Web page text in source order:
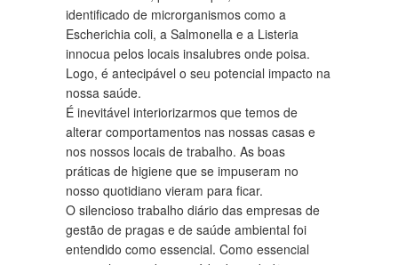
identificado de microrganismos como a
Escherichia coli, a Salmonella e a Listeria
innocua pelos locais insalubres onde poisa.
Logo, é antecipável o seu potencial impacto na
nossa saúde.
É inevitável interiorizarmos que temos de
alterar comportamentos nas nossas casas e
nos nossos locais de trabalho. As boas
práticas de higiene que se impuseram no
nosso quotidiano vieram para ficar.
O silencioso trabalho diário das empresas de
gestão de pragas e de saúde ambiental foi
entendido como essencial. Como essencial